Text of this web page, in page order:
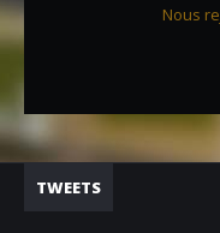
Nous
TWEETS